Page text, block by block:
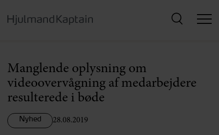
hovedindhold
Manglende oplysning om
videoovervågning af medarbejdere
resulterede i bøde
Nyhed 28.08.2019